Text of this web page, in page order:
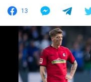
13